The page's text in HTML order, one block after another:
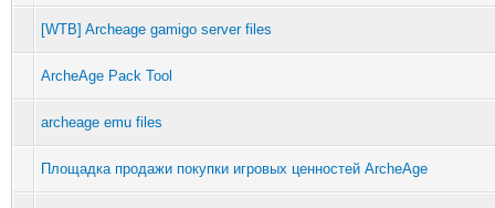
[WTB] Archeage gamigo server files
ArcheAge Pack Tool
archeage emu files
Площадка продажи покупки игровых ценностей ArcheAge